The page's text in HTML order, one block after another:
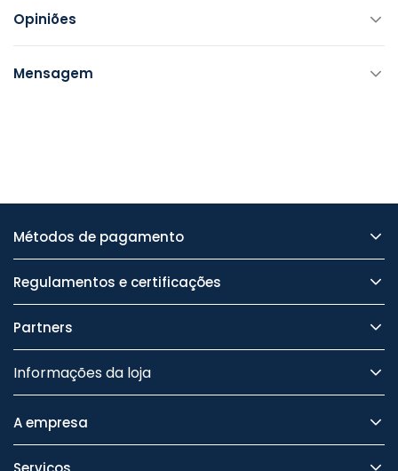
Opiniões
Mensagem
Métodos de pagamento
Regulamentos e certificações
Partners
Informações da loja
A empresa